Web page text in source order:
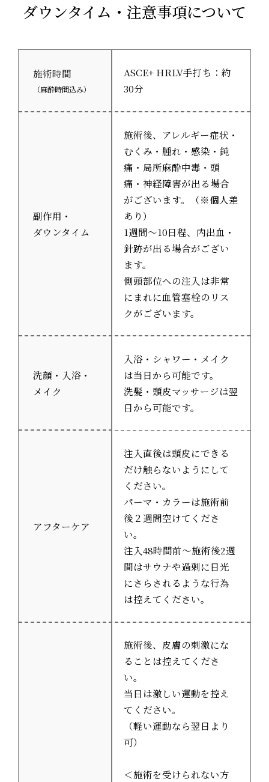
ダウンタイム・注意事項について
施術時間
（麻酔時間込み）
ASCE+ HRLV手打ち：約
30分
副作用・
ダウンタイム
施術後、アレルギー症状・
むくみ・腫れ・感染・鈍
痛・局所麻酔中毒・頭
痛・神経障害が出る場合
がございます。（※個人差
あり）
1週間〜10日程、内出血・
針跡が出る場合がござい
ます。
側頭部位への注入は非常
にまれに血管塞栓のリス
クがございます。
洗顔・入浴・
メイク
入浴・シャワー・メイク
は当日から可能です。
洗髪・頭皮マッサージは翌
日から可能です。
アフターケア
注入直後は頭皮にできる
だけ触らないようにして
ください。
パーマ・カラーは施術前
後２週間空けてくださ
い。
注入48時間前〜施術後2週
間はサウナや過剰に日光
にさらされるような行為
は控えてください。
施術後、皮膚の刺激にな
ることは控えてくださ
い。
当日は激しい運動を控え
てください。
（軽い運動なら翌日より
可）
＜施術を受けられない方